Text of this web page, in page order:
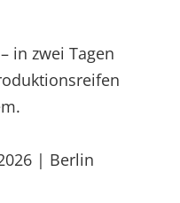
in zwei Tagen
| Berlin